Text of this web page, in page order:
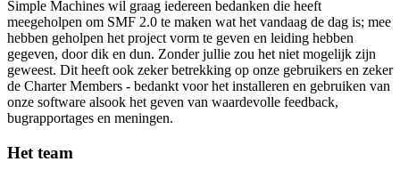
Simple Machines wil graag iedereen bedanken die heeft
meegeholpen om SMF 2.0 te maken wat het vandaag de dag is; mee
hebben geholpen het project vorm te geven en leiding hebben
gegeven, door dik en dun. Zonder jullie zou het niet mogelijk zijn
geweest. Dit heeft ook zeker betrekking op onze gebruikers en zeker
de Charter Members - bedankt voor het installeren en gebruiken van
onze software alsook het geven van waardevolle feedback,
bugrapportages en meningen.
Het team